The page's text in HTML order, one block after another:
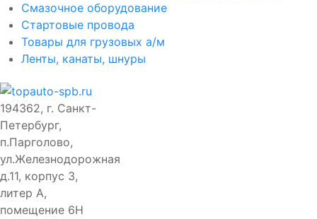
Смазочное оборудование
Стартовые провода
Товары для грузовых а/м
Ленты, канаты, шнуры
194362, г. Санкт-
Петербург,
п.Парголово,
ул.Железнодорожная
д.11, корпус 3,
литер А,
помещение 6Н